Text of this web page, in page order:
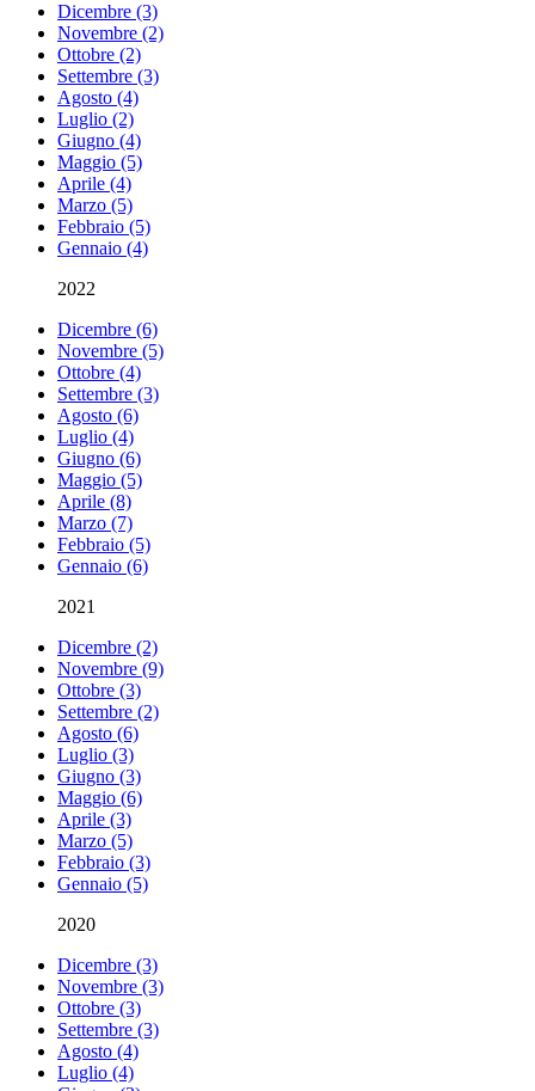
Dicembre (3)
Novembre (2)
Ottobre (2)
Settembre (3)
Agosto (4)
Luglio (2)
Giugno (4)
Maggio (5)
Aprile (4)
Marzo (5)
Febbraio (5)
Gennaio (4)
2022
Dicembre (6)
Novembre (5)
Ottobre (4)
Settembre (3)
Agosto (6)
Luglio (4)
Giugno (6)
Maggio (5)
Aprile (8)
Marzo (7)
Febbraio (5)
Gennaio (6)
2021
Dicembre (2)
Novembre (9)
Ottobre (3)
Settembre (2)
Agosto (6)
Luglio (3)
Giugno (3)
Maggio (6)
Aprile (3)
Marzo (5)
Febbraio (3)
Gennaio (5)
2020
Dicembre (3)
Novembre (3)
Ottobre (3)
Settembre (3)
Agosto (4)
Luglio (4)